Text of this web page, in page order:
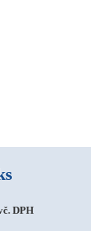
DPH